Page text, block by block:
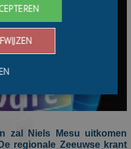
zal Niels Mesu uitkomen
regionale Zeeuwse krant
om te zien hoe